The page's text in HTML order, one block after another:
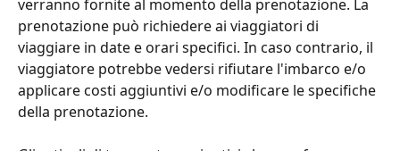
verranno fornite al momento della prenotazione. La
prenotazione può richiedere ai viaggiatori di
viaggiare in date e orari specifici. In caso contrario, il
viaggiatore potrebbe vedersi rifiutare l'imbarco e/o
applicare costi aggiuntivi e/o modificare le specifiche
della prenotazione.